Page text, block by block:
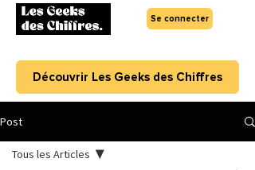
Se connecter
Découvrir Les Geeks des Chiffres
Post
Tous les Articles